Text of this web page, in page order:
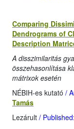
Comparing
Dendrograms of
Description
A disszimilaritás
összehasonlítása
mátrixok esetén
NÉBIH-es kutató /
Tamás
Lezárult / Published